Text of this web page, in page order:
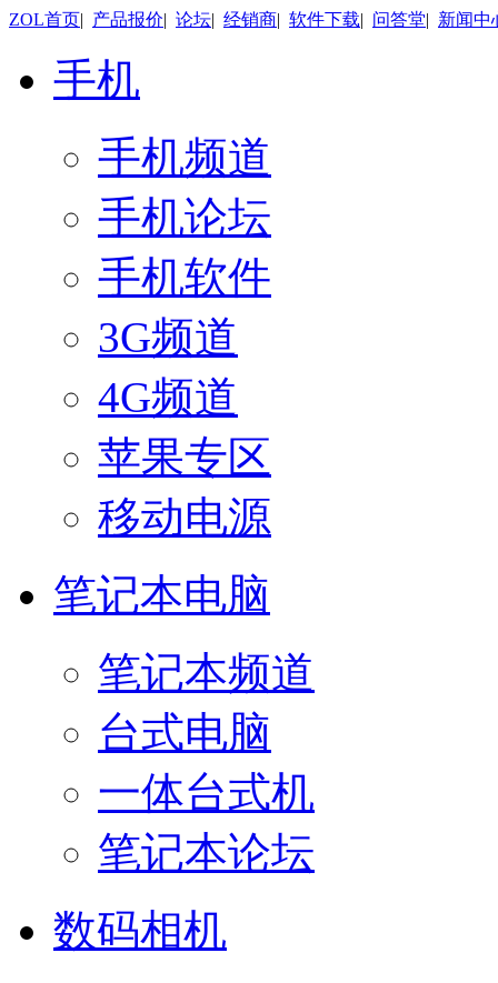
ZOL首页| 产品报价| 论坛| 经销商| 软件下载| 问答堂| 新闻中
手机
手机频道
手机论坛
手机软件
3G频道
4G频道
苹果专区
移动电源
笔记本电脑
笔记本频道
台式电脑
一体台式机
笔记本论坛
数码相机